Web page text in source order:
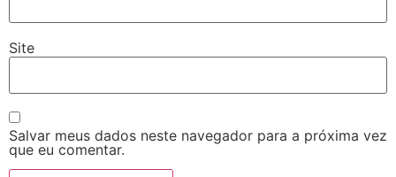
Site
Salvar meus dados neste navegador para a próxima vez
que eu comentar.